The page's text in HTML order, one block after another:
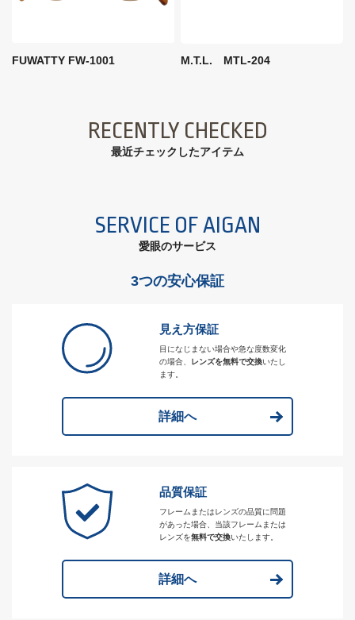
FUWATTY FW-1001 M.T.L. MTL-204
RECENTLY CHECKED
最近チェックしたアイテム
SERVICE OF AIGAN
愛眼のサービス
3つの安心保証
見え方保証
目になじまない場合や急な度数変化
の場合、
レンズを無料で交換いたし
ます。
詳細へ
品質保証
フレームまたはレンズの品質に問題
があった場合、当該フレームまたは
レンズを無料で交換いたします。
詳細へ